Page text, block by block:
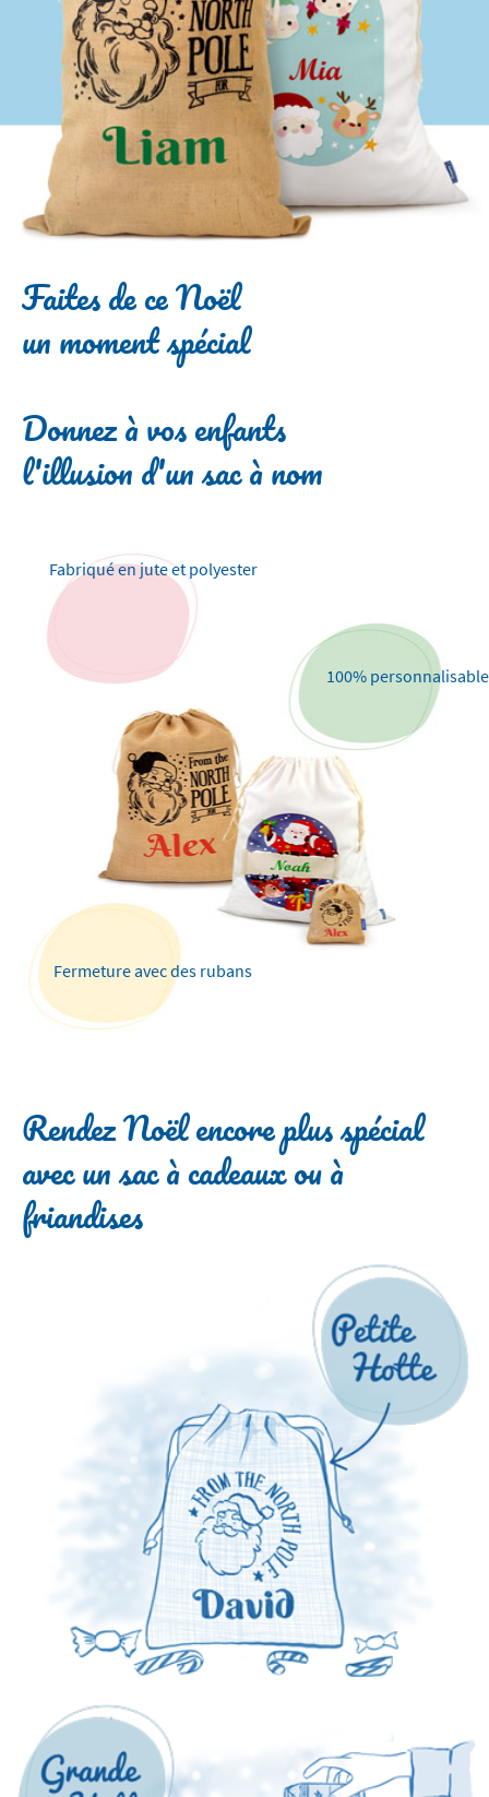
Faites de ce Noël
un moment spécial
Donnez à vos enfants
l'illusion d'un sac à nom
100% personnalisable
Fabriqué en jute et polyester
Fermeture avec des rubans
Rendez Noël encore plus spécial
avec un sac à cadeaux ou à
friandises